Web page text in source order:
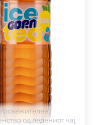
освежителен.
од ледениот чај